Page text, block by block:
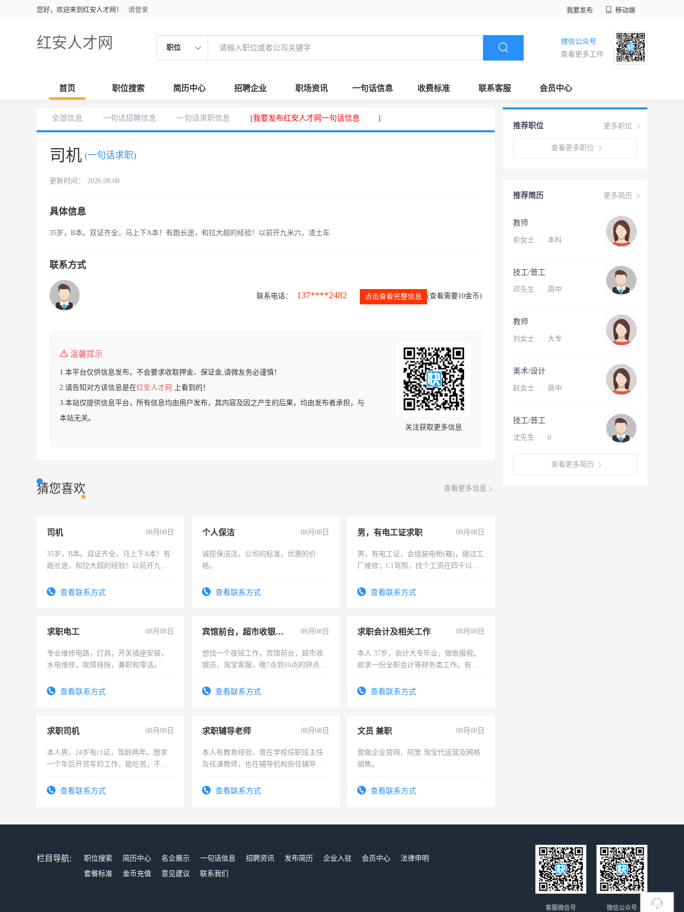
您好，欢迎来到红安人才网！ 请登录 我要发布 移动端
红安人才网 职位
微信公众号
查看更多工作
首页 职位搜索 简历中心 招聘企业 职场资讯 一句话信息 收费标准 联系客服 会员中心
全部信息 一句话招聘信息 一句话求职信息 [我要发布红安人才网一句话信息 ]
司机 (一句话求职)
更新时间： 2026.08.08
具体信息
35岁，B本。双证齐全，马上下A本！有跑长途，和拉大超的经验！以前开九米六，渣土车
联系方式
联系电话： 137****2482 点击查看完整信息 (查看需要10金币)
温馨提示
1.本平台仅供信息发布，不会要求收取押金、保证金,请微友务必谨慎！
2.请告知对方该信息是在红安人才网
上看到的！
3.本站仅提供信息平台，所有信息均由用户发布，其内容及因之产生的后果，均由发布者承担，与
本站无关。
关注获取更多信息
猜您喜欢 查看更多信息
司机 08月08日
35岁，B本。双证齐全，马上下A本！有
跑长途，和拉大超的经验！以前开九米
查看联系方式
个人保洁 08月08日
诚揽保洁活，公司的标准，优惠的价
格。
查看联系方式
男，有电工证求职 08月08日
男，有电工证，会组装电柜(箱)，做过工
厂维修；C1驾照，找个工资在四千以
电话查看联系方式
求职电工 08月08日
专业维修电路，灯具，开关插座安装，
水电维修，故障排除，兼职和零活。
查看联系方式
宾馆前台，超市收银员，淘宝客服 08月08日
想找一个夜班工作，宾馆前台，超市收
银员，淘宝客服，晚7点到10点的钟点
号同微信查看联系方式
求职会计及相关工作 08月08日
本人 37岁，会计大专毕业，做账报税。
欲求一份全职会计等财务类工作。有会
查看联系方式
求职司机 08月08日
本人男，24岁有c1证，驾龄两年。想求
一个年后开货车的工作，能吃苦，不怕
查看联系方式
求职辅导老师 08月08日
本人有教育经验，曾在学校任职班主任
及任课教师，也在辅导机构担任辅导教
查看联系方式
文员 兼职 08月08日
曾做企业官网，阿里 淘宝代运营及网格
销售。
查看联系方式
更多职位
推荐职位
查看更多职位
更多简历
推荐简历
教师
俞女士 · 本科
技工/普工
邓先生 · 高中
教师
刘女士 · 大专
美术/设计
赵女士 · 高中
技工/普工
沈先生 · 0
查看更多简历
栏目导航: 职位搜索 简历中心 名企展示 一句话信息 招聘资讯 发布简历 企业入驻 会员中心
法律申明
套餐标准
金币充值 意见建议 联系我们
微信公众号
客服微信号